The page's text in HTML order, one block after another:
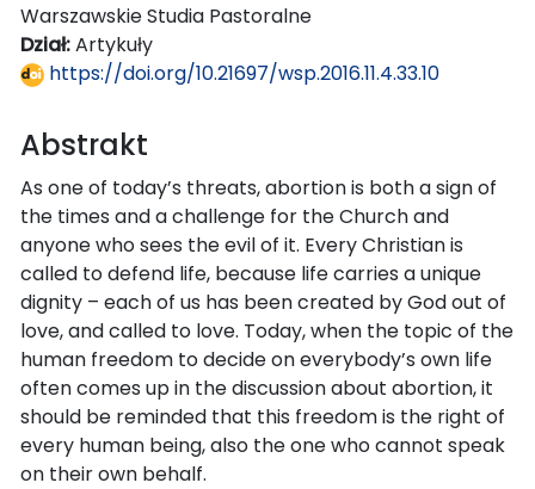
Warszawskie Studia Pastoralne
Dział:Artykuły
https://doi.org/10.21697/wsp.2016.11.4.33.10
Abstrakt
As one of today’s threats, abortion is both a sign of
the times and a challenge for the Church and
anyone who sees the evil of it. Every Christian is
called to defend life, because life carries a unique
dignity – each of us has been created by God out of
love, and called to love. Today, when the topic of the
human freedom to decide on everybody’s own life
often comes up in the discussion about abortion, it
should be reminded that this freedom is the right of
every human being, also the one who cannot speak
on their own behalf.